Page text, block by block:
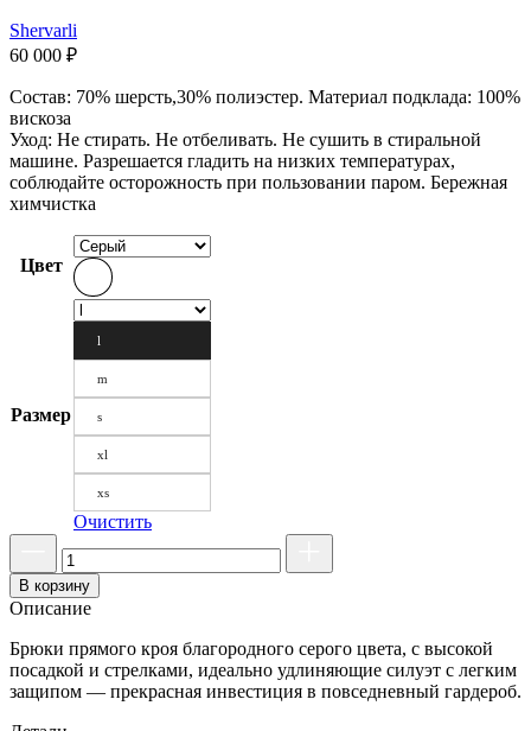
Shervarli
60 000 ₽
Состав: 70% шерсть,30% полиэстер. Материал подклада: 100%
вискоза
Уход: Не стирать. Не отбеливать. Не сушить в стиральной
машине. Разрешается гладить на низких температурах,
соблюдайте осторожность при пользовании паром. Бережная
химчистка
Цвет
Размер
l
m
s
xl
xs
Очистить
В корзину
Описание
Брюки прямого кроя благородного серого цвета, с высокой
посадкой и стрелками, идеально удлиняющие силуэт с легким
защипом — прекрасная инвестиция в повседневный гардероб.